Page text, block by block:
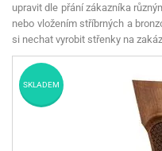
PŘÍSLUŠENSTVÍ
DETEKTORY KOVŮ
KONTAKTY
upravit dle přání zákazníka
nebo vložením stříbrných a
si nechat vyrobit střenky na
SKLADEM